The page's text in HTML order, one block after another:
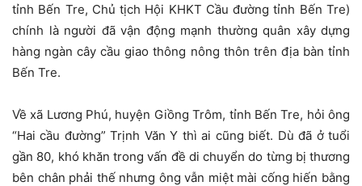
tỉnh Bến Tre, Chủ tịch Hội KHKT Cầu đường tỉnh Bến Tre)
chính là người đã vận động mạnh thường quân xây dựng
hàng ngàn cây cầu giao thông nông thôn trên địa bàn tỉnh
Bến Tre.
Về xã Lương Phú, huyện Giồng Trôm, tỉnh Bến Tre, hỏi ông
“Hai cầu đường” Trịnh Văn Y thì ai cũng biết. Dù đã ở tuổi
gần 80, khó khăn trong vấn đề di chuyển do từng bị thương
bên chân phải thế nhưng ông vẫn miệt mài cống hiến bằng